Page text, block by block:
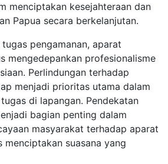
menciptakan kesejahteraan dan
Papua secara berkelanjutan.
pengamanan, aparat
mengedepankan profesionalisme
Perlindungan terhadap
menjadi prioritas utama dalam
di lapangan. Pendekatan
bagian penting dalam
masyarakat terhadap aparat
menciptakan suasana yang